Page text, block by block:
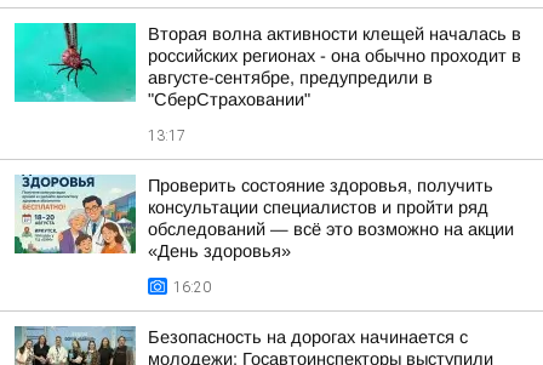
Вторая волна активности клещей началась в
российских регионах - она обычно проходит в
августе-сентябре, предупредили в
"СберСтраховании"
13:17
Проверить состояние здоровья, получить
консультации специалистов и пройти ряд
обследований — всё это возможно на акции
«День здоровья»
16:20
Безопасность на дорогах начинается с
молодежи: Госавтоинспекторы выступили